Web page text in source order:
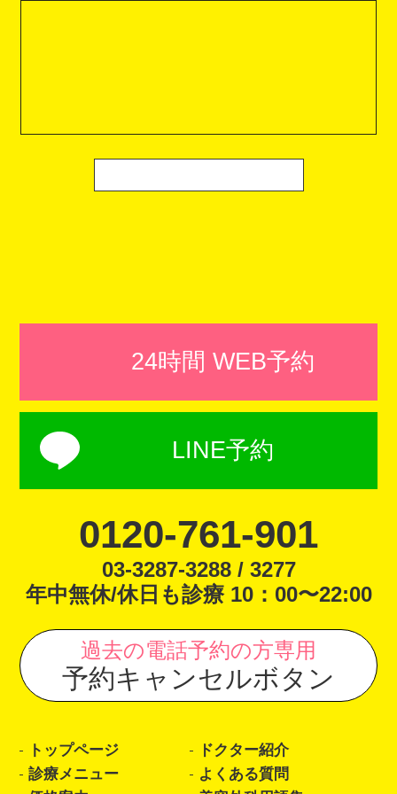
24時間 WEB予約
LINE予約
0120-761-901
03-3287-3288 / 3277
年中無休/休日も診療 10：00〜22:00
過去の電話予約の方専用
予約キャンセルボタン
トップページ
ドクター紹介
診療メニュー
よくある質問